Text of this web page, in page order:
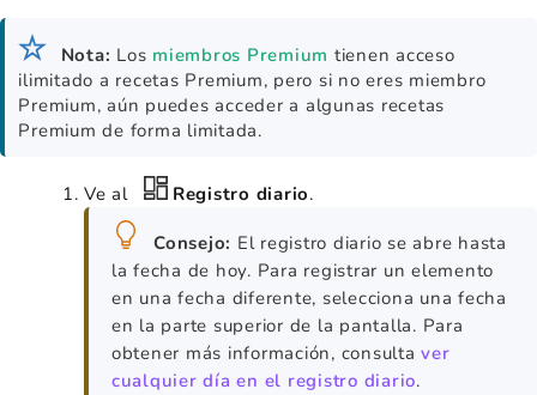
Nota: Los miembros Premium tienen acceso
ilimitado a recetas Premium, pero si no eres miembro
Premium, aún puedes acceder a algunas recetas
Premium de forma limitada.
Ve al Registro diario.
Consejo: El registro diario se abre hasta
la fecha de hoy. Para registrar un elemento
en una fecha diferente, selecciona una fecha
en la parte superior de la pantalla. Para
obtener más información, consultaver
cualquier día en el registro diario.